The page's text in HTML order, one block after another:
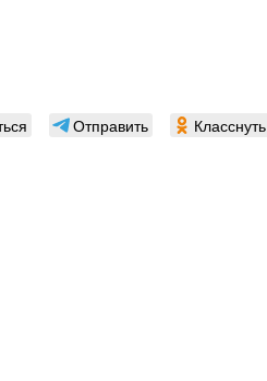
Отправить Класснуть